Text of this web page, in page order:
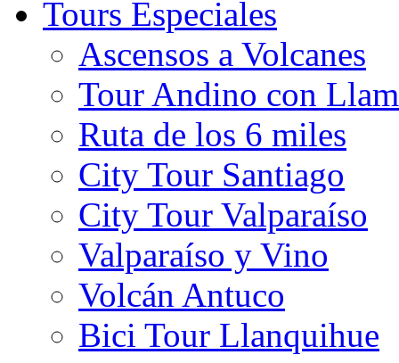
Tours Especiales
Ascensos a Volcanes
Tour Andino con
Ruta de los 6 miles
City Tour Santiago
City Tour Valparaíso
Valparaíso y Vino
Volcán Antuco
Bici Tour Llanquihue